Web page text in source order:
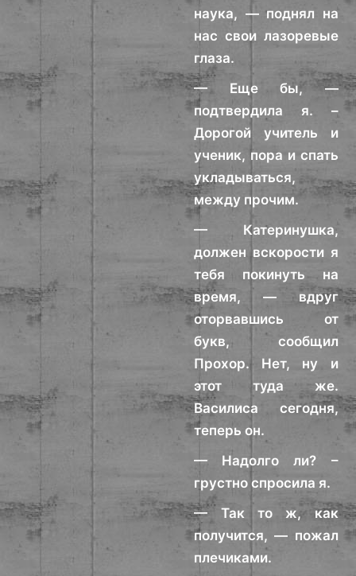
наука, — поднял на
нас свои лазоревые
глаза.
— Еще бы, —
подтвердила я. –
Дорогой учитель и
ученик, пора и спать
укладываться,
между прочим.
— Катеринушка,
должен вскорости я
тебя покинуть на
время, — вдруг
оторвавшись от
букв, сообщил
Прохор. Нет, ну и
этот туда же.
Василиса сегодня,
теперь он.
— Надолго ли? –
грустно спросила я.
— Так то ж, как
получится, — пожал
плечиками.